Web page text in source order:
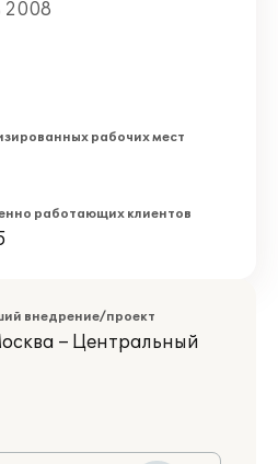
2008
рабочих мест
работающих клиентов
внедрение/проект
– Центральный